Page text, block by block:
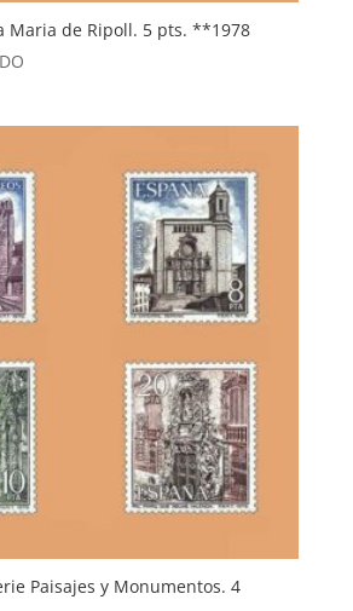
Maria de Ripoll. 5 pts. **1978
Paisajes y Monumentos. 4